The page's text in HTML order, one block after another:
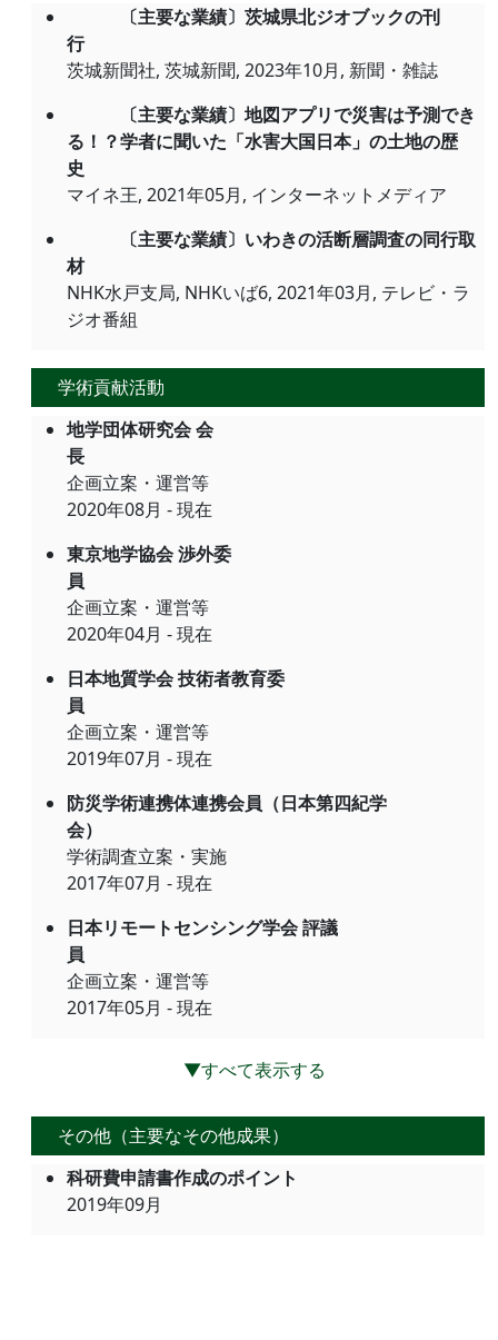
〔主要な業績〕茨城県北ジオブックの刊
行
茨城新聞社, 茨城新聞, 2023年10月, 新聞・雑誌
〔主要な業績〕地図アプリで災害は予測でき
る！？学者に聞いた「水害大国日本」の土地の歴
史
マイネ王, 2021年05月, インターネットメディア
〔主要な業績〕いわきの活断層調査の同行取
材
NHK水戸支局, NHKいば6, 2021年03月, テレビ・ラ
ジオ番組
学術貢献活動
地学団体研究会 会
長
企画立案・運営等
2020年08月 - 現在
東京地学協会 渉外委
員
企画立案・運営等
2020年04月 - 現在
日本地質学会 技術者教育委
員
企画立案・運営等
2019年07月 - 現在
防災学術連携体連携会員（日本第四紀学
会）
学術調査立案・実施
2017年07月 - 現在
日本リモートセンシング学会 評議
員
企画立案・運営等
2017年05月 - 現在
▼すべて表示する
その他（主要なその他成果）
科研費申請書作成のポイント
2019年09月